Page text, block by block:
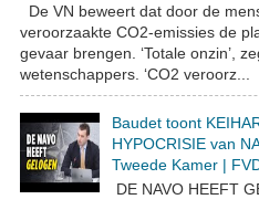
De VN beweert dat door de
veroorzaakte CO2-emissies de
gevaar brengen. ‘Totale onzin’,
wetenschappers. ‘CO2 veroorz...
Baudet toont
HYPOCRISIE van
Tweede Kamer |
DE NAVO HEEFT